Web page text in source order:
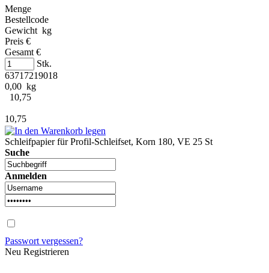
Menge
Bestellcode
Gewicht kg
Preis €
Gesamt €
Stk.
63717219018
0,00 kg
10,75
10,75
Schleifpapier für Profil-Schleifset, Korn 180, VE 25 St
Suche
Anmelden
Passwort vergessen?
Neu Registrieren